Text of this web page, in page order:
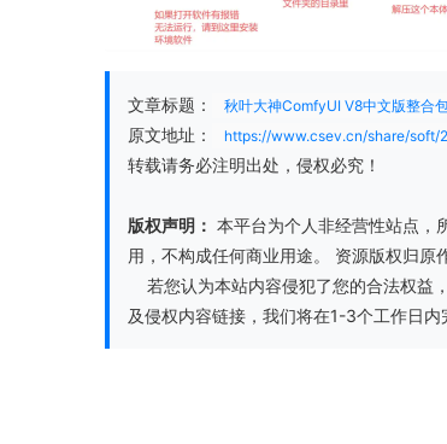
文章标题： 秋叶大神ComfyUI V8中文版整合
原文地址： https://www.csev.cn/share/soft/
转载请务必注明出处，侵权必究！
版权声明： 本平台为个人非经营性站点，
用，不构成任何商业用途。 资源版权归原
若您认为本站内容侵犯了您的合法权益
及侵权内容链接，我们将在1-3个工作日内